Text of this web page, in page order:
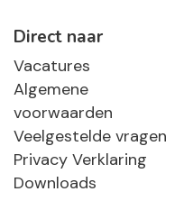
Direct naar
Vacatures
Algemene
voorwaarden
Veelgestelde vragen
Privacy Verklaring
Downloads